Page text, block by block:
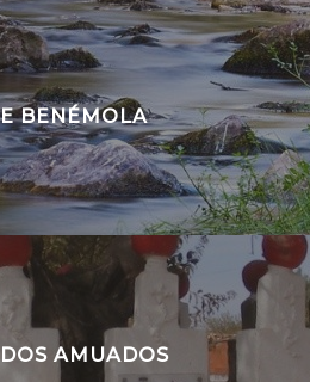
BENÉMOLA
AMUADOS